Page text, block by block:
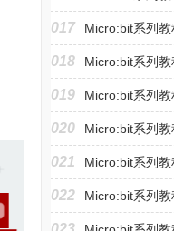
017 Micro:bit系列
018 Micro:bit系列教
019 Micro:bit系列
020 Micro:bit系列
021 Micro:bit系列
022 Micro:bit系列